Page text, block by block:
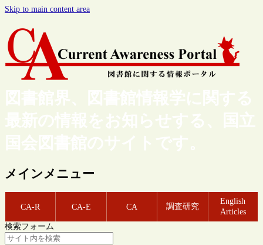
Skip to main content area
図書館界、図書館情報学に関する
最新の情報をお知らせする、国立
国会図書館のサイトです。
メインメニュー
CA-R CA-E CA 調査研究
English
Articles
検索フォーム